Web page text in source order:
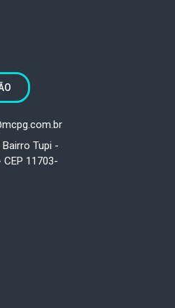
Bairro Tupi -
CEP 11703-